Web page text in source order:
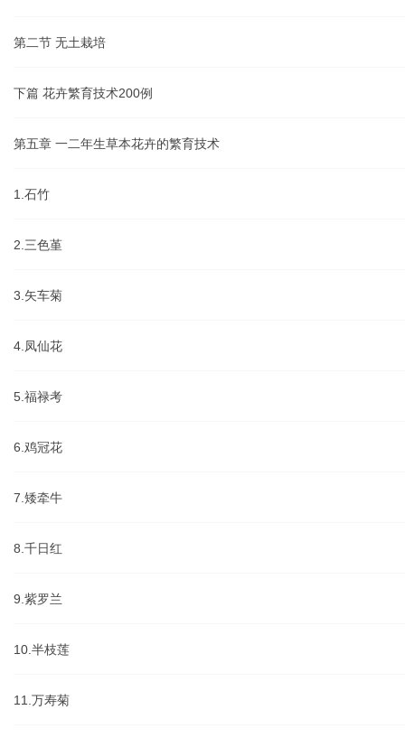
第二节 无土栽培
下篇 花卉繁育技术200例
第五章 一二年生草本花卉的繁育技术
1.石竹
2.三色堇
3.矢车菊
4.凤仙花
5.福禄考
6.鸡冠花
7.矮牵牛
8.千日红
9.紫罗兰
10.半枝莲
11.万寿菊